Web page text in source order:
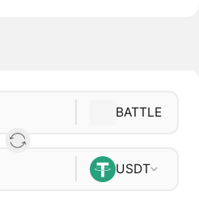
BATTLE
USDT